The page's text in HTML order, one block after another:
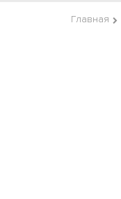
Главная